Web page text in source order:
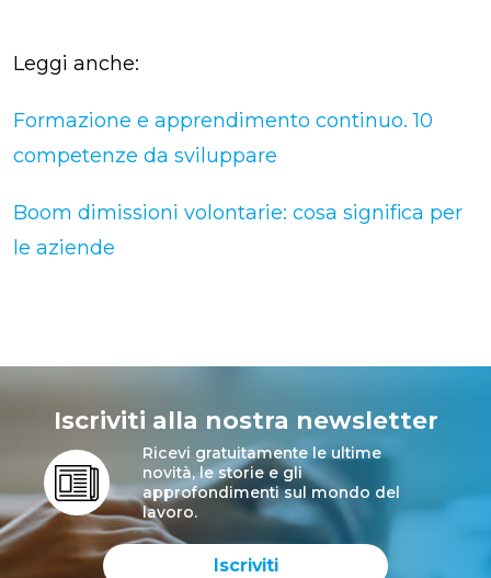
Leggi anche:
Formazione e apprendimento continuo. 10
competenze da sviluppare
Boom dimissioni volontarie: cosa significa per
le aziende
Iscriviti alla nostra newsletter
Ricevi gratuitamente le ultime
novità, le storie e gli
approfondimenti sul mondo del
lavoro.
Iscriviti